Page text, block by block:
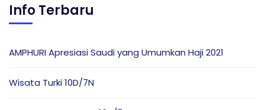
Info Terbaru
AMPHURI Apresiasi Saudi yang Umumkan Haji 2021
Wisata Turki 10D/7N